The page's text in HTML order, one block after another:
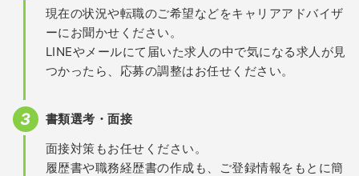
現在の状況や転職のご希望などをキャリアアドバイザ
ーにお聞かせください。
LINEやメールにて届いた求人の中で気になる求人が見
つかったら、応募の調整はお任せください。
書類選考・面接
面接対策もお任せください。
履歴書や職務経歴書の作成も、ご登録情報をもとに簡